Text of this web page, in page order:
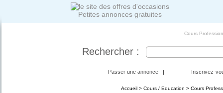
Petites annonces gratuites
Cours
Rechercher :
Passer une annonce | Inscrivez-
Accueil> Cours / Education > Cours